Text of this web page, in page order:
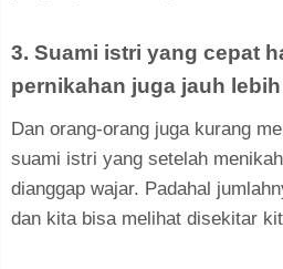
3. Suami istri yang cepat
pernikahan juga jauh
Dan orang-orang juga kurang
suami istri yang setelah
dianggap wajar. Padahal
dan kita bisa melihat disekitar